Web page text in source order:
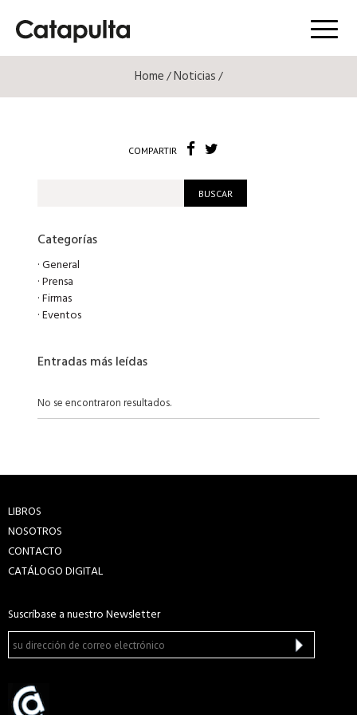
Menú
Home/Noticias/
COMPARTIR
Categorías
·General
·Prensa
·Firmas
·Eventos
Entradas más leídas
No se encontraron resultados.
LIBROS
NOSOTROS
CONTACTO
CATÁLOGO DIGITAL
Suscríbase a nuestro Newsletter